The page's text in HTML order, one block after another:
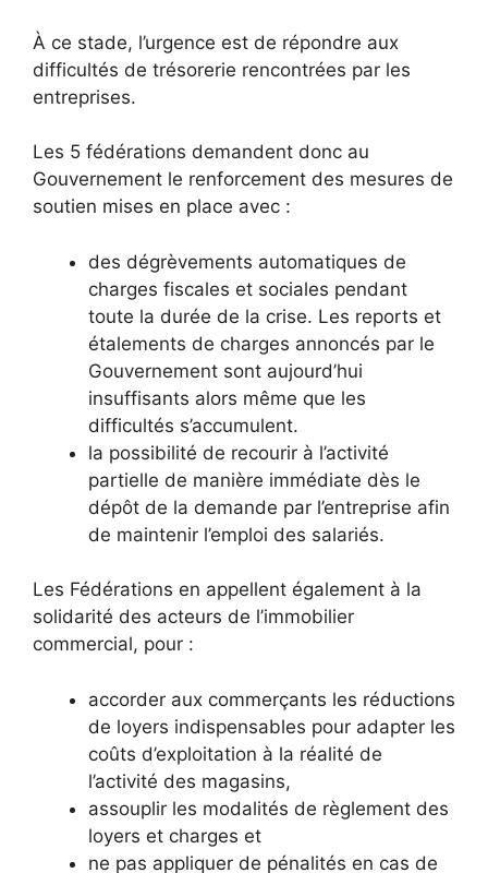
À ce stade, l’urgence est de répondre aux
difficultés de trésorerie rencontrées par les
entreprises.
Les 5 fédérations demandent donc au
Gouvernement le renforcement des mesures de
soutien mises en place avec :
des dégrèvements automatiques de
charges fiscales et sociales pendant
toute la durée de la crise. Les reports et
étalements de charges annoncés par le
Gouvernement sont aujourd’hui
insuffisants alors même que les
difficultés s’accumulent.
la possibilité de recourir à l’activité
partielle de manière immédiate dès le
dépôt de la demande par l’entreprise afin
de maintenir l’emploi des salariés.
Les Fédérations en appellent également à la
solidarité des acteurs de l’immobilier
commercial, pour :
accorder aux commerçants les réductions
de loyers indispensables pour adapter les
coûts d’exploitation à la réalité de
l’activité des magasins,
assouplir les modalités de règlement des
loyers et charges et
ne pas appliquer de pénalités en cas de